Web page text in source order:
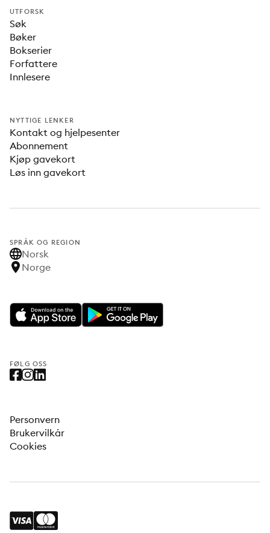
UTFORSK
Søk
Bøker
Bokserier
Forfattere
Innlesere
NYTTIGE LENKER
Kontakt og hjelpesenter
Abonnement
Kjøp gavekort
Løs inn gavekort
SPRÅK OG REGION
Norsk
Norge
FØLG OSS
Personvern
Brukervilkår
Cookies